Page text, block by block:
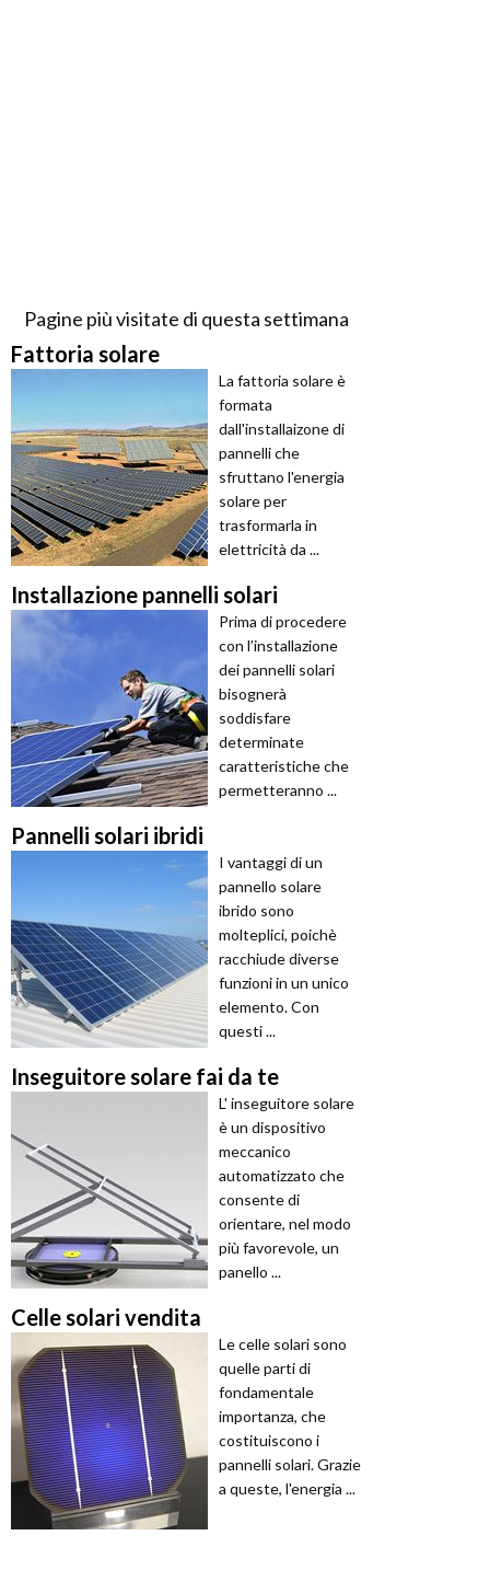
Pagine più visitate di questa settimana
Fattoria solare
La fattoria solare è
formata
dall'installaizone di
pannelli che
sfruttano l'energia
solare per
trasformarla in
elettricità da ...
Installazione pannelli solari
Prima di procedere
con l’installazione
dei pannelli solari
bisognerà
soddisfare
determinate
caratteristiche che
permetteranno ...
Pannelli solari ibridi
I vantaggi di un
pannello solare
ibrido sono
molteplici, poichè
racchiude diverse
funzioni in un unico
elemento. Con
questi ...
Inseguitore solare fai da te
L' inseguitore solare
è un dispositivo
meccanico
automatizzato che
consente di
orientare, nel modo
più favorevole, un
panello ...
Celle solari vendita
Le celle solari sono
quelle parti di
fondamentale
importanza, che
costituiscono i
pannelli solari. Grazie
a queste, l'energia ...